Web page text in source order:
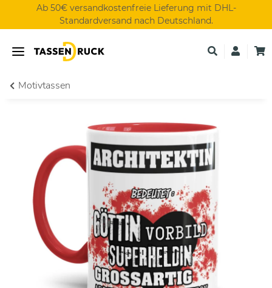
Ab 50€ versandkostenfreie Lieferung mit DHL-
Standardversand nach Deutschland.
Motivtassen